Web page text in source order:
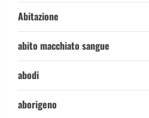
Abitazione
abito macchiato sangue
abodi
aborigeno